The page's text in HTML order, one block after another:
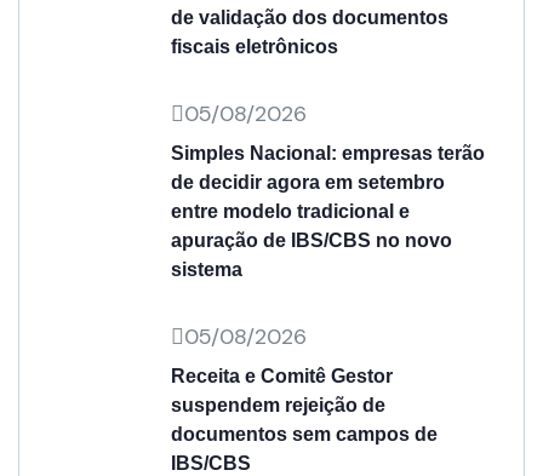
de validação dos documentos
fiscais eletrônicos
05/08/2026
Simples Nacional: empresas terão
de decidir agora em setembro
entre modelo tradicional e
apuração de IBS/CBS no novo
sistema
05/08/2026
Receita e Comitê Gestor
suspendem rejeição de
documentos sem campos de
IBS/CBS